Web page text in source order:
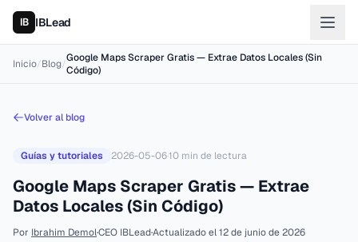
IBLead
Inicio/Blog/Google Maps Scraper Gratis — Extrae Datos Locales (Sin
Código)
Volver al blog
Guías y tutoriales 2026-05-06·10 min de lectura
Google Maps Scraper Gratis — Extrae
Datos Locales (Sin Código)
Por Ibrahim Demol·CEO IBLead·Actualizado el12 de junio de 2026